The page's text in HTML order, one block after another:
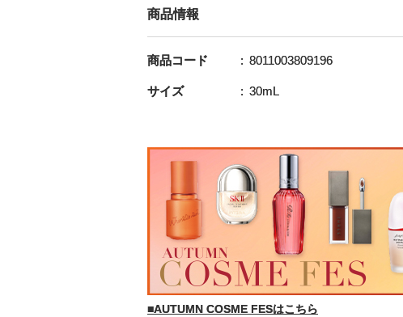
商品情報
商品コード 8011003809196
サイズ 30mL
■AUTUMN COSME FESはこちら